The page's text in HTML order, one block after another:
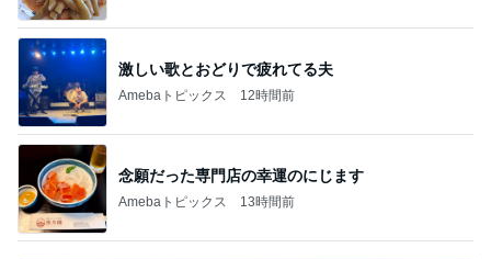
激しい歌とおどりで疲れてる夫
Amebaトピックス 12時間前
念願だった専門店の幸運のにじます
Amebaトピックス 13時間前